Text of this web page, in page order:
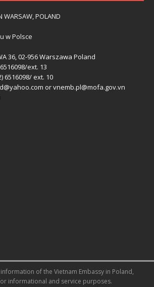
WARSAW, POLAND
w Polsce
36, 02-956 Warszawa Poland
ext. 13
6516098/ ext. 10
or vnemb.pl@mofa.gov.vn
of the Vietnam Embassy in Poland,
informational and service purposes.